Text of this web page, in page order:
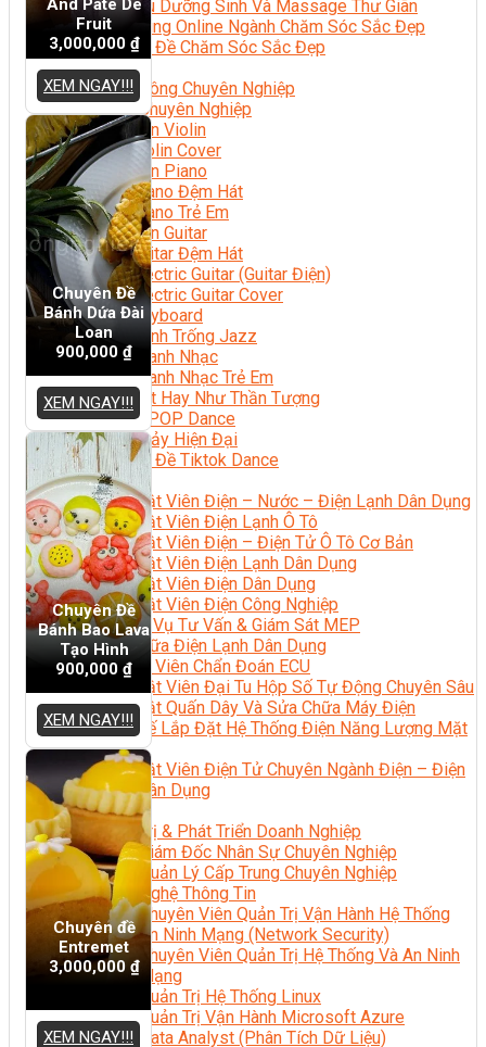
Gội Đầu Dưỡng Sinh Và Massage Thư Giãn
Marketing Online Ngành Chăm Sóc Sắc Đẹp
Chuyên Đề Chăm Sóc Sắc Đẹp
Âm Nhạc
Nhạc Công Chuyên Nghiệp
Ca Sĩ Chuyên Nghiệp
Học Đàn Violin
Học Violin Cover
Học Đàn Piano
Học Piano Đệm Hát
Học Piano Trẻ Em
Học Đàn Guitar
Học Guitar Đệm Hát
Học Electric Guitar (Guitar Điện)
Học Electric Guitar Cover
Học Keyboard
Học Đánh Trống Jazz
Học Thanh Nhạc
Học Thanh Nhạc Trẻ Em
Học Hát Hay Như Thần Tượng
Học K-POP Dance
Học Nhảy Hiện Đại
Chuyên Đề Tiktok Dance
Kỹ Thuật – Công Nghệ
Kỹ Thuật Viên Điện – Nước – Điện Lạnh Dân Dụng
Kỹ Thuật Viên Điện Lạnh Ô Tô
Kỹ Thuật Viên Điện – Điện Tử Ô Tô Cơ Bản
Kỹ Thuật Viên Điện Lạnh Dân Dụng
Kỹ Thuật Viên Điện Dân Dụng
Kỹ Thuật Viên Điện Công Nghiệp
Nghiệp Vụ Tư Vấn & Giám Sát MEP
Sửa Chữa Điện Lạnh Dân Dụng
Chuyên Viên Chẩn Đoán ECU
Kỹ Thuật Viên Đại Tu Hộp Số Tự Động Chuyên Sâu
Kỹ Thuật Quấn Dây Và Sửa Chữa Máy Điện
Thiết Kế Lắp Đặt Hệ Thống Điện Năng Lượng Mặt
Trời
Kỹ Thuật Viên Điện Tử Chuyên Ngành Điện – Điện
Lạnh Dân Dụng
Ngành Khác
Quản Trị & Phát Triển Doanh Nghiệp
Giám Đốc Nhân Sự Chuyên Nghiệp
Quản Lý Cấp Trung Chuyên Nghiệp
Công Nghệ Thông Tin
Chuyên Viên Quản Trị Vận Hành Hệ Thống
An Ninh Mạng (Network Security)
Chuyên Viên Quản Trị Hệ Thống Và An Ninh
Mạng
Quản Trị Hệ Thống Linux
Quản Trị Vận Hành Microsoft Azure
Data Analyst (Phân Tích Dữ Liệu)
And Pate De
Fruit
3,000,000 ₫
XEM NGAY!!!
Chuyên Đề
Bánh Dứa Đài
Loan
900,000 ₫
XEM NGAY!!!
Chuyên Đề
Bánh Bao Lava
Tạo Hình
900,000 ₫
XEM NGAY!!!
Chuyên đề
Entremet
3,000,000₫
XEM NGAY!!!